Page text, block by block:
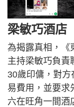
梁敏巧酒店
為揭露真相，《
主持梁敏巧負責
30歲印傭，對
易費用，並要求
六在旺角一間酒